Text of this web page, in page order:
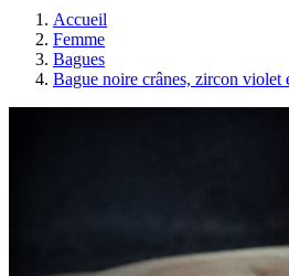
Accueil
Femme
Bagues
Bague noire crânes, zircon violet